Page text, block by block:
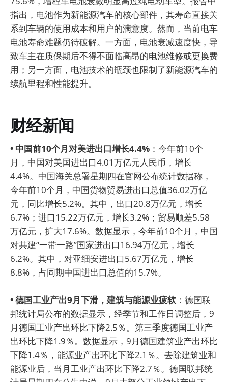
指出，电池作为新能源汽车的核心部件，其寿命直接关
系到车辆的使用成本和用户的满意度。然而，当前电车
电池寿命难题仍待破解。一方面，电池衰减速度快，导
致车主在质保期后不得不面临高昂的电池维修或更换费
用；另一方面，电池技术的瓶颈也限制了新能源汽车的
续航里程和性能提升。
财经新闻
• 中国前10个月对美进出口增长4.4% ：今年前10个
月，中国对美国进出口4.01万亿元人民币，增长
4.4%。中国海关总署星期四在官网公布统计数据称，
今年前10个月，中国货物贸易进出口总值36.02万亿
元，同比增长5.2%。其中，出口20.8万亿元，增长
6.7%；进口15.22万亿元，增长3.2%；贸易顺差5.58
万亿元，扩大17.6%。数据显示，今年前10个月，中国
对共建“一带一路”国家进出口16.94万亿元，增长
6.2%。其中，对亚细安进出口5.67万亿元，增长
8.8%，占同期中国进出口总值的15.7%。
• 德国工业产出9月下滑，建筑与能源业疲软 ：德国联
邦统计局公布的数据显示，经季节和工作日调整后，9
月德国工业产出环比下降2.5％。第三季度德国工业产
出环比下降1.9％。数据显示，9月德国建筑业产出环比
下降1.4％，能源业产出环比下降2.1％。去除建筑业和
能源业后，当月工业产出环比下降2.7％。德国联邦统